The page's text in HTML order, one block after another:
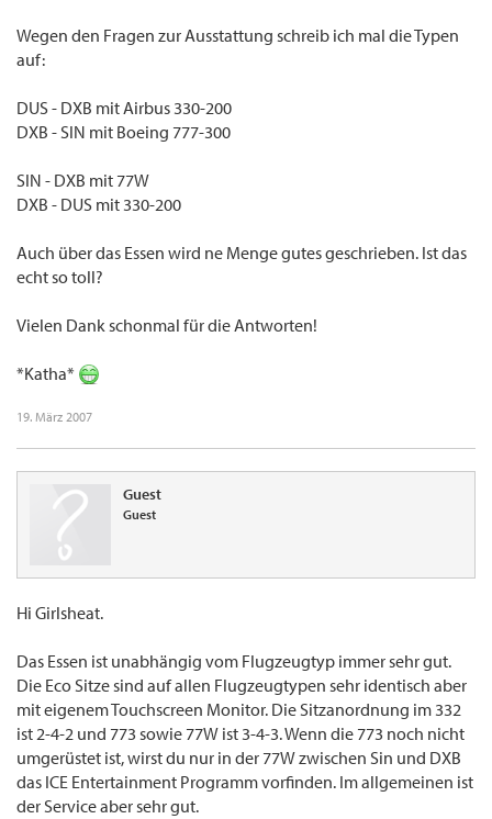
Wegen den Fragen zur Ausstattung schreib ich mal die Typen
auf:
DUS - DXB mit Airbus 330-200
DXB - SIN mit Boeing 777-300
SIN - DXB mit 77W
DXB - DUS mit 330-200
Auch über das Essen wird ne Menge gutes geschrieben. Ist das
echt so toll?
Vielen Dank schonmal für die Antworten!
*Katha*
19. März 2007
Guest
Guest
Hi Girlsheat.
Das Essen ist unabhängig vom Flugzeugtyp immer sehr gut.
Die Eco Sitze sind auf allen Flugzeugtypen sehr identisch aber
mit eigenem Touchscreen Monitor. Die Sitzanordnung im 332
ist 2-4-2 und 773 sowie 77W ist 3-4-3. Wenn die 773 noch nicht
umgerüstet ist, wirst du nur in der 77W zwischen Sin und DXB
das ICE Entertainment Programm vorfinden. Im allgemeinen ist
der Service aber sehr gut.